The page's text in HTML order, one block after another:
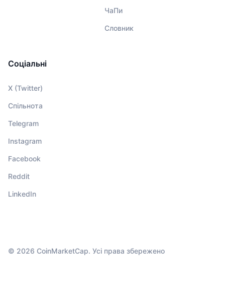
ЧаПи
Словник
Соціальні
X (Twitter)
Спільнота
Telegram
Instagram
Facebook
Reddit
LinkedIn
© 2026 CoinMarketCap. Усі права збережено